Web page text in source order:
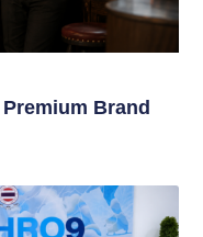
Brand